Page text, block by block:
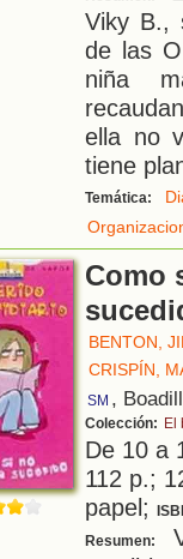
Viky B.,
de las
niña
ella no
tiene
Temática:
Como
BENTON,
CRISPÍN,
SM ,
Colección: El
De 10 a
112 p.;
papel;
Resumen: